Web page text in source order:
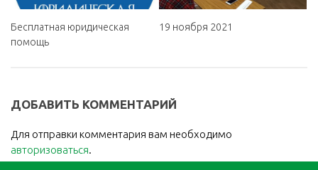
Бесплатная юридическая
помощь
19 ноября 2021
ДОБАВИТЬ КОММЕНТАРИЙ
Для отправки комментария вам необходимо
авторизоваться.